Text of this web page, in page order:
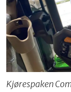
Kjørespaken